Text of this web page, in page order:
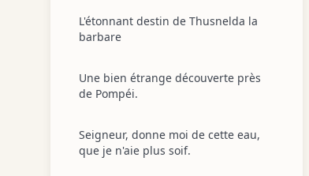
L'étonnant destin de Thusnelda la
barbare
Une bien étrange découverte près
de Pompéi.
Seigneur, donne moi de cette eau,
que je n'aie plus soif.